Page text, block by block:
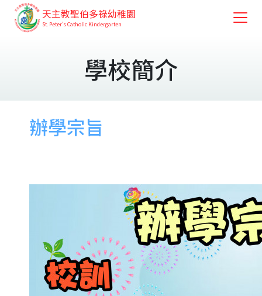
天主教聖伯多祿幼稚園
St. Peter's Catholic Kindergarten
學校簡介
辦學宗旨